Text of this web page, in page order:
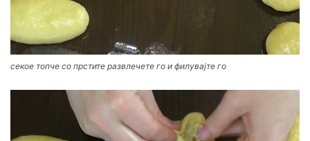
секое топче со прстите развлечете го и филувајте го